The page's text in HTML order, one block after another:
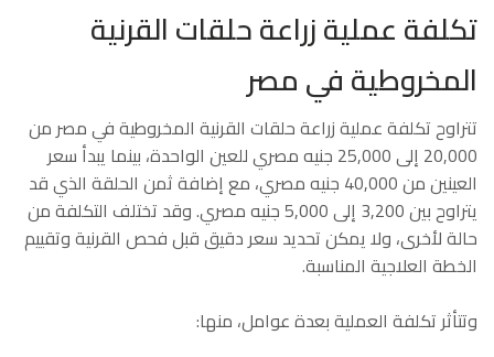
تكلفة عملية زراعة حلقات القرنية
المخروطية في مصر
تتراوح تكلفة عملية زراعة حلقات القرنية المخروطية في مصر من
20,000 إلى 25,000 جنيه مصري للعين الواحدة، بينما يبدأ سعر
العينين من 40,000 جنيه مصري، مع إضافة ثمن الحلقة الذي قد
يتراوح بين 3,200 إلى 5,000 جنيه مصري. وقد تختلف التكلفة من
حالة لأخرى، ولا يمكن تحديد سعر دقيق قبل فحص القرنية وتقييم
الخطة العلاجية المناسبة.
وتتأثر تكلفة العملية بعدة عوامل، منها: